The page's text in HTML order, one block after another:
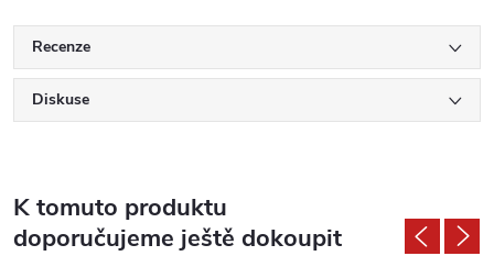
Recenze
Diskuse
K tomuto produktu
doporučujeme ještě dokoupit